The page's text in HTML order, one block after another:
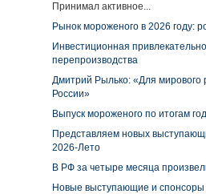
Принимал активное...
Рынок мороженого в 2026 году:
Инвестиционная
перепроизводства
Дмитрий Рылько: «Для
России»
Выпуск мороженого по итогам
Представляем новых
2026-Лето
В РФ за четыре месяца
Новые выступающие и